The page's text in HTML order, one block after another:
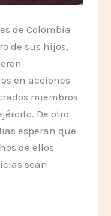
de Colombia
de sus hijos,
en acciones
miembros
De otro
esperan que
de ellos
sean